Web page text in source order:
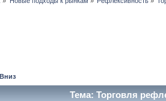
Вниз
Тема: Торговля